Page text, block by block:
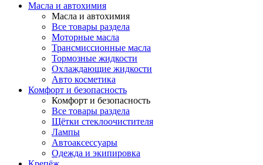
Масла и автохимия
Масла и автохимия
Все товары раздела
Моторные масла
Трансмиссионные масла
Тормозные жидкости
Охлаждающие жидкости
Авто косметика
Комфорт и безопасность
Комфорт и безопасность
Все товары раздела
Щётки стеклоочистителя
Лампы
Автоаксессуары
Одежда и экипировка